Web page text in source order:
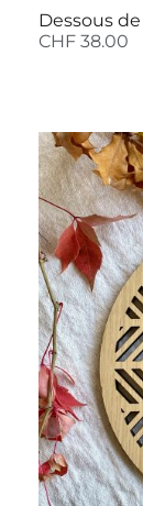
Dessous
CHF 38.00